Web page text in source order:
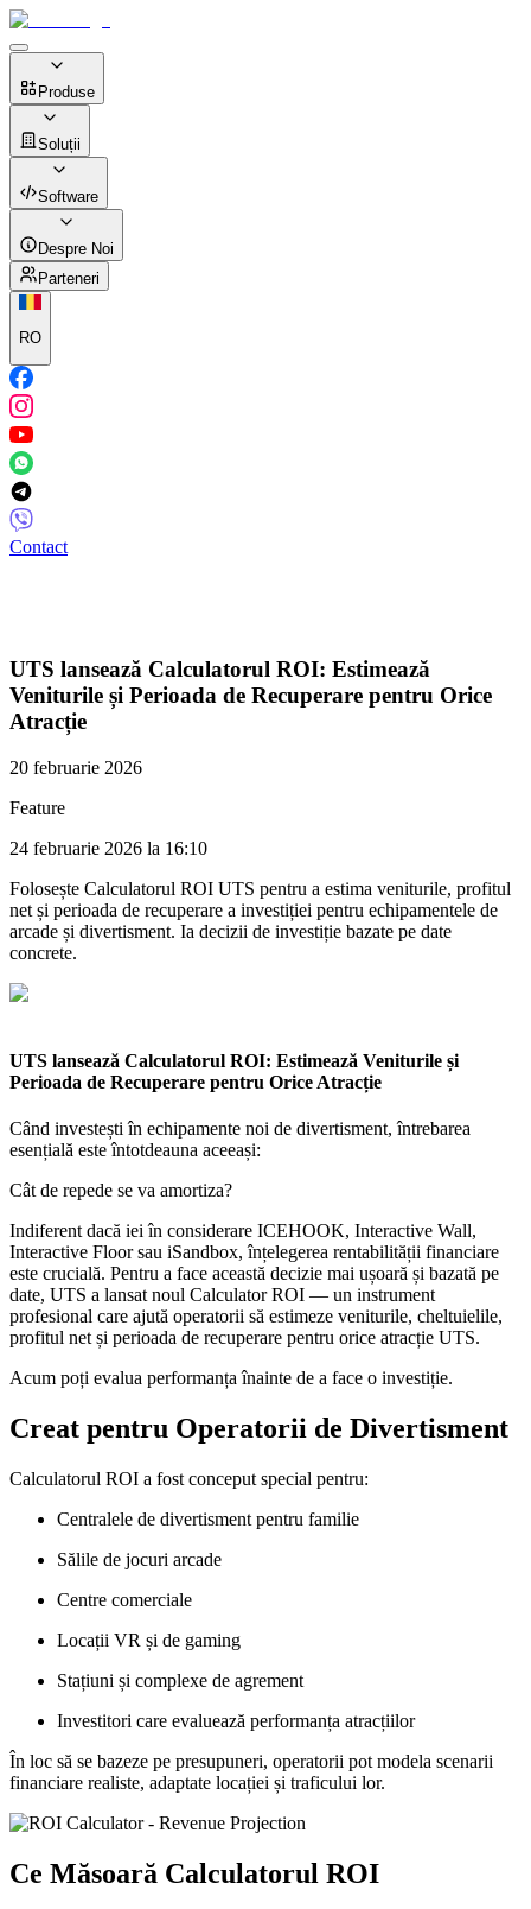
Produse
Soluții
Software
Despre Noi
Parteneri
RO
Contact
UTS lansează Calculatorul ROI: Estimează
Veniturile și Perioada de Recuperare pentru Orice
Atracție
20 februarie 2026
Feature
24 februarie 2026 la 16:10
Folosește Calculatorul ROI UTS pentru a estima veniturile, profitul
net și perioada de recuperare a investiției pentru echipamentele de
arcade și divertisment. Ia decizii de investiție bazate pe date
concrete.
UTS lansează Calculatorul ROI: Estimează Veniturile și
Perioada de Recuperare pentru Orice Atracție
Când investești în echipamente noi de divertisment, întrebarea
esențială este întotdeauna aceeași:
Cât de repede se va amortiza?
Indiferent dacă iei în considerare ICEHOOK, Interactive Wall,
Interactive Floor sau iSandbox, înțelegerea rentabilității financiare
este crucială. Pentru a face această decizie mai ușoară și bazată pe
date, UTS a lansat noul Calculator ROI — un instrument
profesional care ajută operatorii să estimeze veniturile, cheltuielile,
profitul net și perioada de recuperare pentru orice atracție UTS.
Acum poți evalua performanța înainte de a face o investiție.
Creat pentru Operatorii de Divertisment
Calculatorul ROI a fost conceput special pentru:
Centralele de divertisment pentru familie
Sălile de jocuri arcade
Centre comerciale
Locații VR și de gaming
Stațiuni și complexe de agrement
Investitori care evaluează performanța atracțiilor
În loc să se bazeze pe presupuneri, operatorii pot modela scenarii
financiare realiste, adaptate locației și traficului lor.
Ce Măsoară Calculatorul ROI